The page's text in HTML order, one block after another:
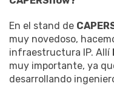
En el stand de
muy novedoso,
infraestructura IP. Allí
muy importante, ya
desarrollando